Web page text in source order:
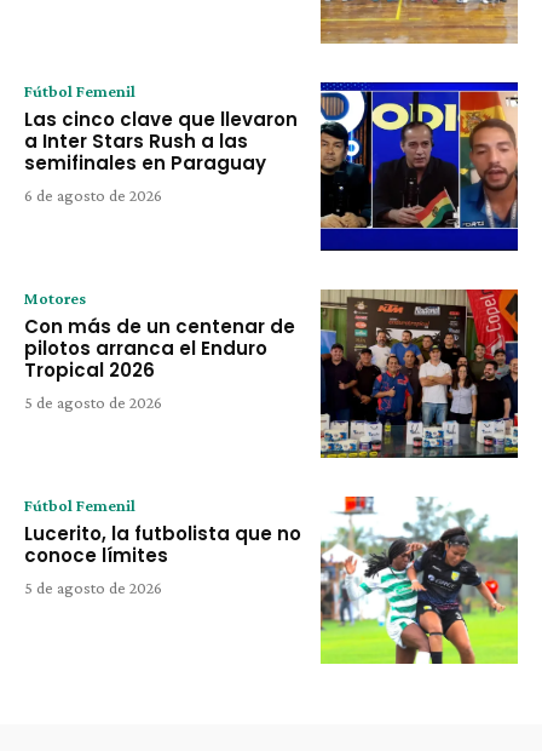
Fútbol Femenil
Las cinco clave que llevaron
a Inter Stars Rush a las
semifinales en Paraguay
6 de agosto de 2026
Motores
Con más de un centenar de
pilotos arranca el Enduro
Tropical 2026
5 de agosto de 2026
Fútbol Femenil
Lucerito, la futbolista que no
conoce límites
5 de agosto de 2026